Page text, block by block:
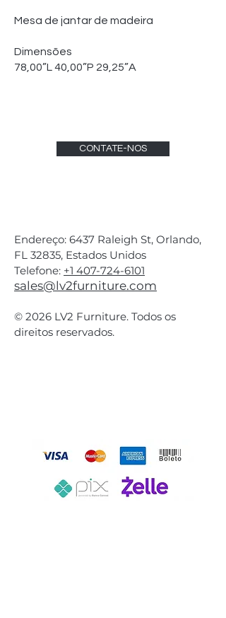
Mesa de jantar de madeira
Dimensões
78,00”L 40,00”P 29,25”A
CONTATE-NOS
Endereço: 6437 Raleigh St, Orlando,
FL 32835, Estados Unidos
Telefone: +1 407-724-6101
sales@lv2furniture.com
© 2026 LV2 Furniture. Todos os
direitos reservados.